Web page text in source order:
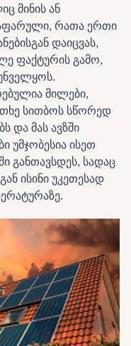
მინის ან
რათა ერთი
დაიცვას,
ფაქტურის გამო,
მილები,
სითბოს სწორედ
და მას ავზში
უმჯობესია ისეთ
განთავსდეს, სადაც
ისინი უკეთესად